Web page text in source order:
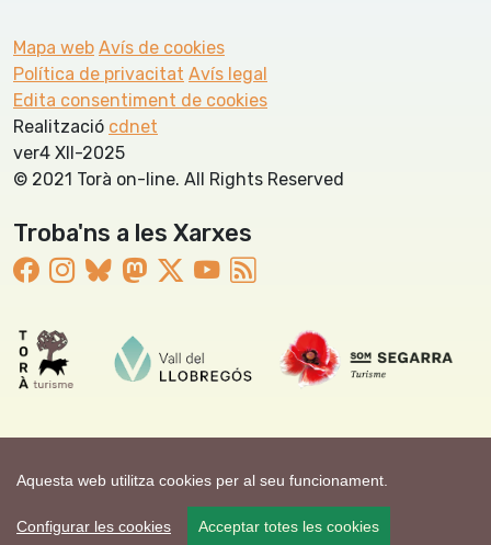
Aquesta web utilitza cookies per al seu funcionament.
Configurar les cookies Acceptar totes les cookies
Mapa web Avís de cookies
Política de privacitat Avís legal
Edita consentiment de cookies
Realització cdnet
ver4 XII-2025
© 2021 Torà on-line. All Rights Reserved
Troba'ns a les Xarxes